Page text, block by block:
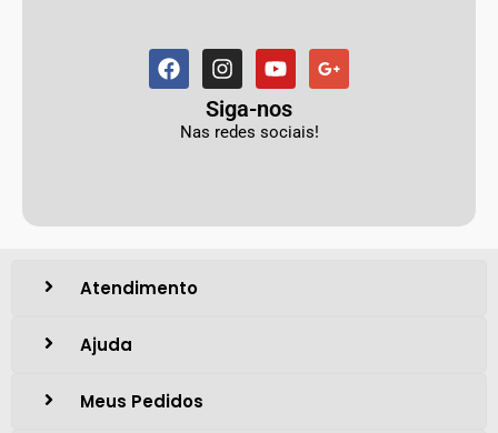
Siga-nos
Nas redes sociais!
Atendimento
Ajuda
Meus Pedidos